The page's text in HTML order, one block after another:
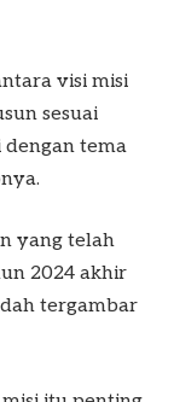
visi misi
sesuai
dengan tema
yang telah
2024 akhir
tergambar